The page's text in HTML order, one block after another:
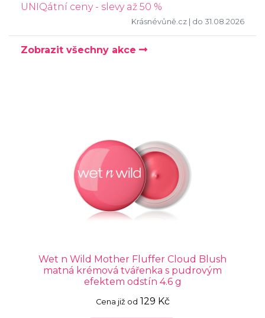
UNIQátní ceny - slevy až 50 %
Krásnévůně.cz | do 31.08.2026
Zobrazit všechny akce
Wet n Wild Mother Fluffer Cloud Blush
matná krémová tvářenka s pudrovým
efektem odstín 4.6 g
Cena již od 129 Kč